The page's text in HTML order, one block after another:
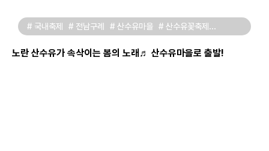
# 국내축제 # 전남구례 # 산수유마을 # 산수유꽃축제
# 아이와가볼만한곳 # 구례가볼만한곳 # 봄여행지 # 피크닉
# 봄나들이
# 촌캉스
노란 산수유가 속삭이는 봄의 노래♬ 산수유마을로 출발!